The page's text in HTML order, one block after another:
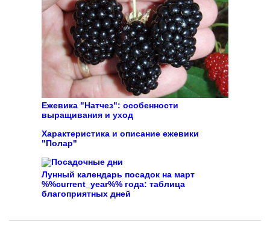
Ежевика "Натчез": особенности
выращивания и уход
Характеристика и описание ежевики
"Полар"
Лунный календарь посадок на март
%%current_year%% года: таблица
благоприятных дней